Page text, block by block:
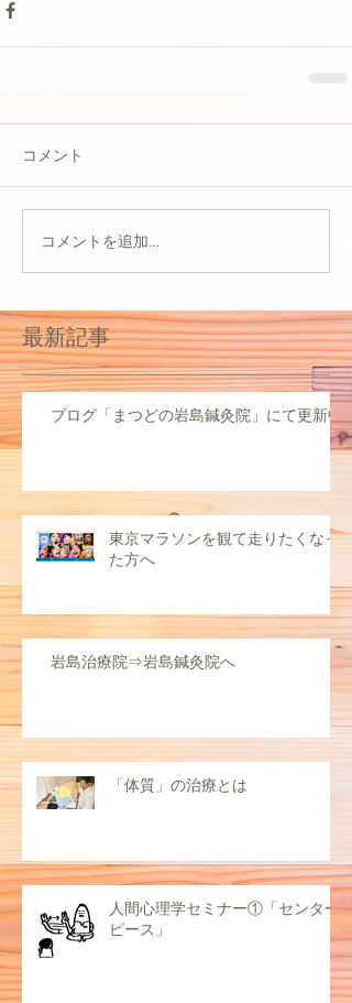
コメント
コメントを追加…
最新記事
ブログ「まつどの岩島鍼灸院」にて更新中
東京マラソンを観て走りたくなっ
た方へ
岩島治療院⇒岩島鍼灸院へ
「体質」の治療とは
人間心理学セミナー①「センター
ピース」